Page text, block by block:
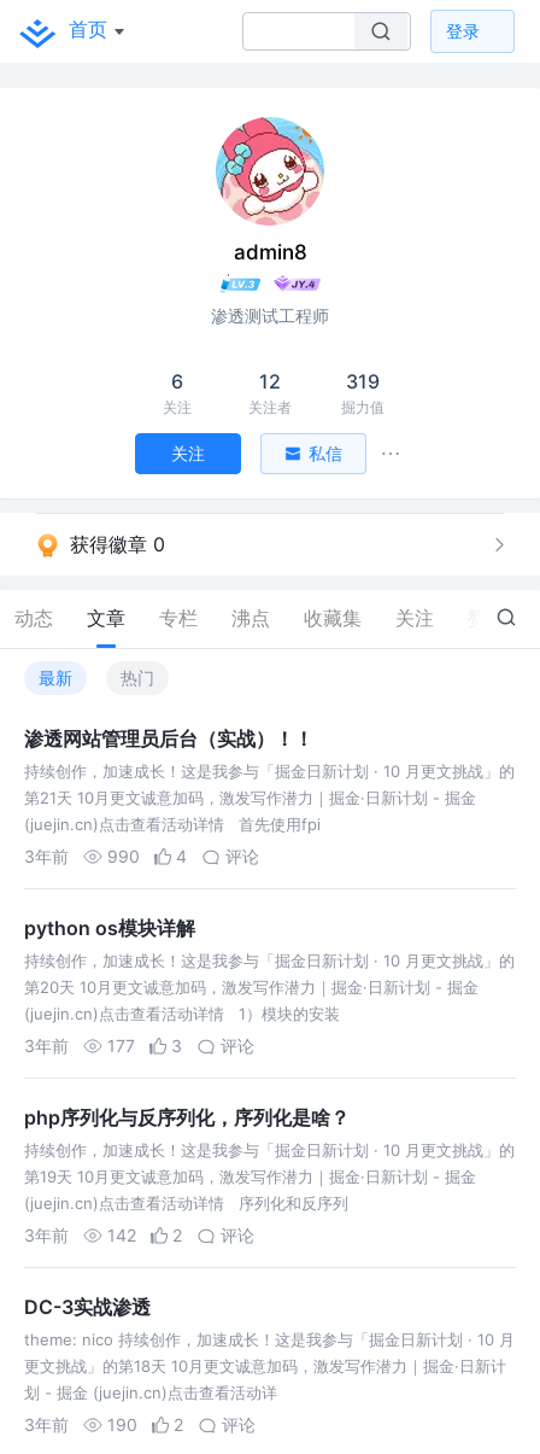
首页 登录
admin8
渗透测试工程师
6
关注
12
关注者
319
掘力值
关注 私信
获得徽章 0
动态 文章 专栏 沸点 收藏集 关注 33
最新 热门
渗透网站管理员后台（实战）！！
持续创作，加速成长！这是我参与「掘金日新计划 · 10 月更文挑战」的
第21天 10月更文诚意加码，激发写作潜力｜掘金·日新计划 - 掘金
(juejin.cn)点击查看活动详情 ​ 首先使用fpi
3年前 990 4 评论
python os模块详解
持续创作，加速成长！这是我参与「掘金日新计划 · 10 月更文挑战」的
第20天 10月更文诚意加码，激发写作潜力｜掘金·日新计划 - 掘金
(juejin.cn)点击查看活动详情 ​ 1）模块的安装
3年前 177 3 评论
php序列化与反序列化，序列化是啥？
持续创作，加速成长！这是我参与「掘金日新计划 · 10 月更文挑战」的
第19天 10月更文诚意加码，激发写作潜力｜掘金·日新计划 - 掘金
(juejin.cn)点击查看活动详情 ​ 序列化和反序列
3年前 142 2 评论
DC-3实战渗透
theme: nico 持续创作，加速成长！这是我参与「掘金日新计划 · 10 月
更文挑战」的第18天 10月更文诚意加码，激发写作潜力｜掘金·日新计
划 - 掘金 (juejin.cn)点击查看活动详
3年前 190 2 评论